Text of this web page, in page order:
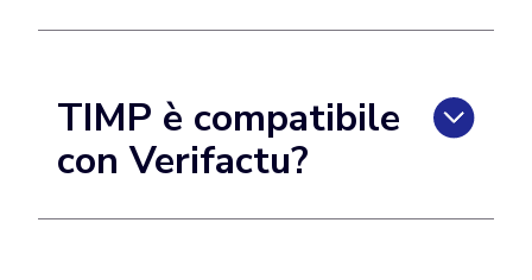
TIMP è compatibile
con Verifactu?